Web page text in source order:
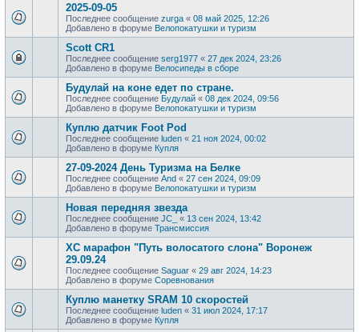
2025-09-05
Последнее сообщение zurga « 08 май 2025, 12:26
Добавлено в форуме Велопокатушки и туризм
Scott CR1
Последнее сообщение serg1977 « 27 дек 2024, 23:26
Добавлено в форуме Велосипеды в сборе
Будулай на коне едет по стране.
Последнее сообщение Будулай « 08 дек 2024, 09:56
Добавлено в форуме Велопокатушки и туризм
Куплю датчик Foot Pod
Последнее сообщение luden « 21 ноя 2024, 00:02
Добавлено в форуме Купля
27-09-2024 День Туризма на Белке
Последнее сообщение And « 27 сен 2024, 09:09
Добавлено в форуме Велопокатушки и туризм
Новая передняя звезда
Последнее сообщение JC_ « 13 сен 2024, 13:42
Добавлено в форуме Трансмиссия
XC марафон "Путь волосатого слона" Воронеж
29.09.24
Последнее сообщение Saguar « 29 авг 2024, 14:23
Добавлено в форуме Соревнования
Куплю манетку SRAM 10 скоростей
Последнее сообщение luden « 31 июл 2024, 17:17
Добавлено в форуме Купля